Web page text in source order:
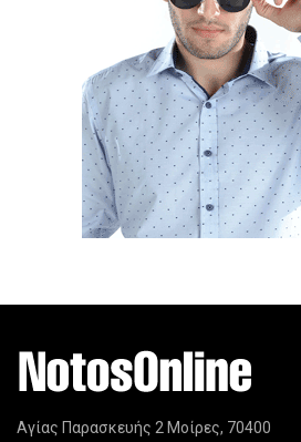
Αγίας Παρασκευής 2 Μοίρες, 70400